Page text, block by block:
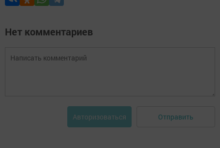
Нет комментариев
Авторизоваться Отправить